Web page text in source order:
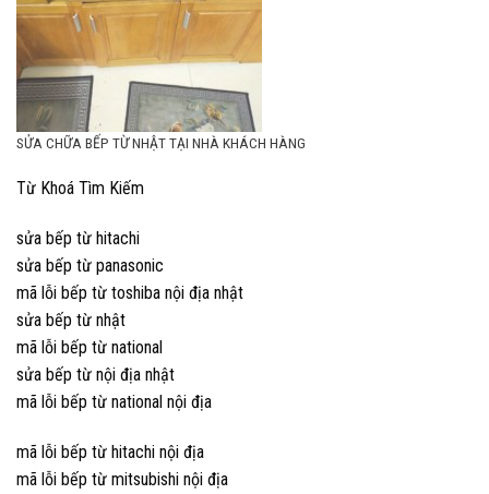
SỬA CHỮA BẾP TỪ NHẬT TẠI NHÀ KHÁCH HÀNG
Từ Khoá Tìm Kiếm
sửa bếp từ hitachi
sửa bếp từ panasonic
mã lỗi bếp từ toshiba nội địa nhật
sửa bếp từ nhật
mã lỗi bếp từ national
sửa bếp từ nội địa nhật
mã lỗi bếp từ national nội địa
mã lỗi bếp từ hitachi nội địa
mã lỗi bếp từ mitsubishi nội địa